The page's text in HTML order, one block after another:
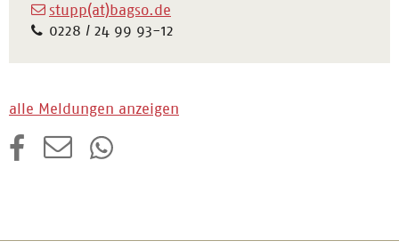
stupp(at)bagso.de
0228 / 24 99 93-12
alle Meldungen anzeigen